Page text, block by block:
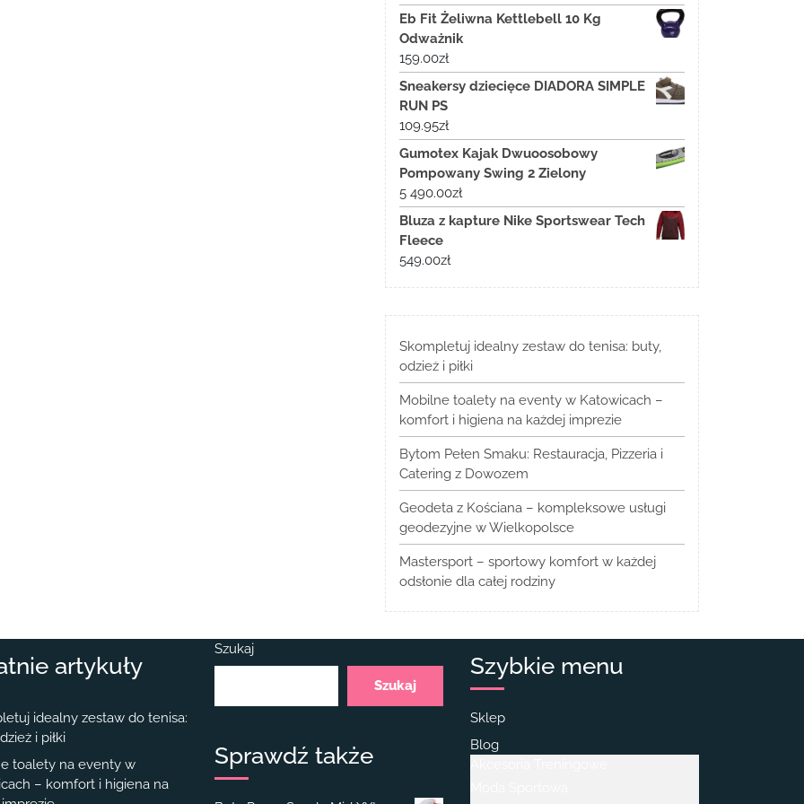
Eb Fit Żeliwna Kettlebell 10 Kg
Odważnik
159.00zł
Sneakersy dziecięce DIADORA SIMPLE
RUN PS
109.95zł
Gumotex Kajak Dwuoosobowy
Pompowany Swing 2 Zielony
5 490.00zł
Bluza z kapture Nike Sportswear Tech
Fleece
549.00zł
Skompletuj idealny zestaw do tenisa: buty,
odzież i piłki
Mobilne toalety na eventy w Katowicach –
komfort i higiena na każdej imprezie
Bytom Pełen Smaku: Restauracja, Pizzeria i
Catering z Dowozem
Geodeta z Kościana – kompleksowe usługi
geodezyjne w Wielkopolsce
Mastersport – sportowy komfort w każdej
odsłonie dla całej rodziny
artykuły
idealny zestaw do tenisa:
i piłki
toalety na eventy w
– komfort i higiena na
Szukaj
Szukaj
Sprawdź także
Szybkie menu
Sklep
Blog